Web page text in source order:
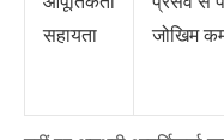
सहायता
जोखिम